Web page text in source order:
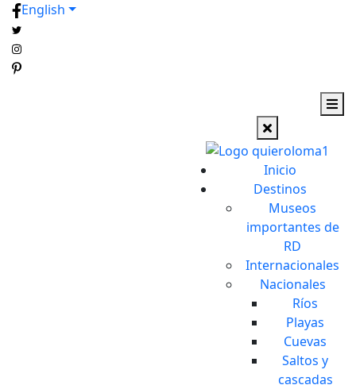
English
Inicio
Destinos
Museos
importantes de
RD
Internacionales
Nacionales
Ríos
Playas
Cuevas
Saltos y
cascadas